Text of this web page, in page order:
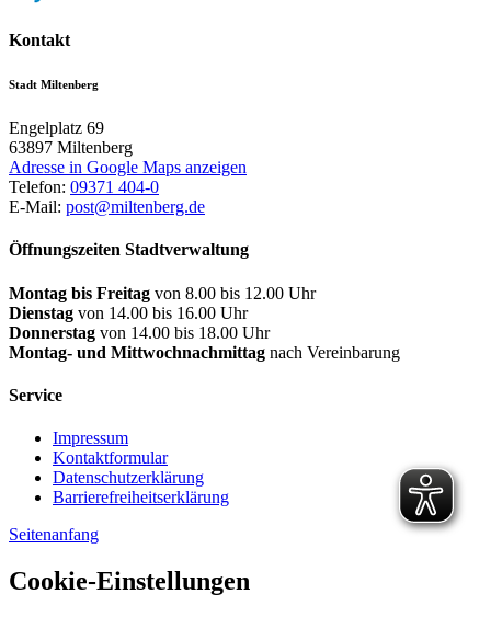
Kontakt
Stadt Miltenberg
Engelplatz 69
63897 Miltenberg
Adresse in Google Maps anzeigen
Telefon: 09371 404-0
E-Mail: post@miltenberg.de
Öffnungszeiten Stadtverwaltung
Montag bis Freitag von 8.00 bis 12.00 Uhr
Dienstag von 14.00 bis 16.00 Uhr
Donnerstag von 14.00 bis 18.00 Uhr
Montag- und Mittwochnachmittag nach Vereinbarung
Service
Impressum
Kontaktformular
Datenschutzerklärung
Barrierefreiheitserklärung
Seitenanfang
Cookie-Einstellungen